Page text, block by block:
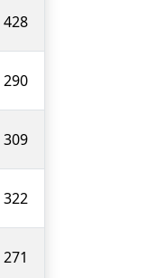
428
290
309
322
271